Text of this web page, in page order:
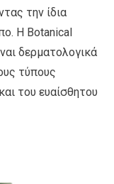
την ίδια
Η Botanical
δερματολογικά
τύπους
του ευαίσθητου